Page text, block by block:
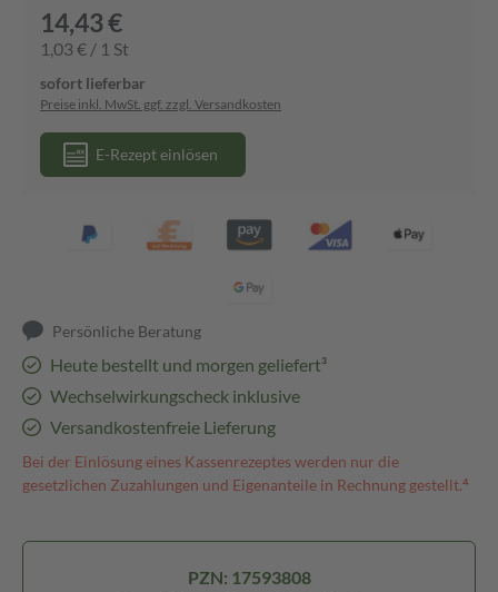
14,43 €
1,03 € / 1 St
sofort lieferbar
Preise inkl. MwSt. ggf. zzgl. Versandkosten
E-Rezept einlösen
Persönliche Beratung
Heute bestellt und morgen geliefert³
Wechselwirkungscheck inklusive
Versandkostenfreie Lieferung
Bei der Einlösung eines Kassenrezeptes werden nur die
gesetzlichen Zuzahlungen und Eigenanteile in Rechnung gestellt.⁴
PZN: 17593808